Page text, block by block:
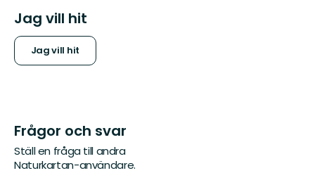
Jag vill hit
Jag vill hit
Frågor och svar
Ställ en fråga till andra
Naturkartan-användare.